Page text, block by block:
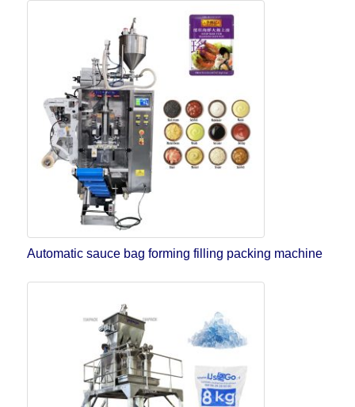
Automatic sauce bag forming filling packing machine